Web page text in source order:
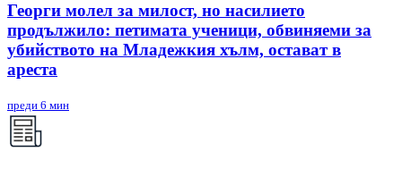
Георги молел за милост, но насилието
продължило: петимата ученици, обвиняеми за
убийството на Младежкия хълм, остават в
ареста
преди 6 мин